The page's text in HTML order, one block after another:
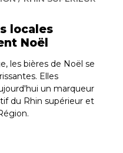
locales
Noël
les bières de Noël se
Elles
un marqueur
du Rhin supérieur et